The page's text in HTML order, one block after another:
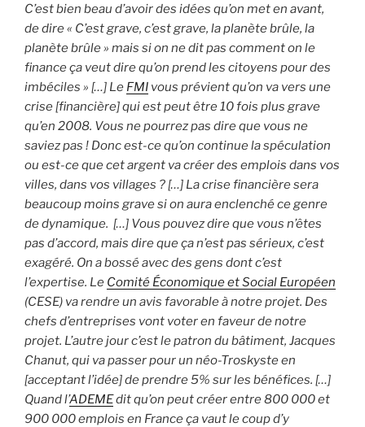
C’est bien beau d’avoir des idées qu’on met en avant,
de dire « C’est grave, c’est grave, la planète brûle, la
planète brûle » mais si on ne dit pas comment on le
finance ça veut dire qu’on prend les citoyens pour des
imbéciles » […] Le FMI vous prévient qu’on va vers une
crise [financière] qui est peut être 10 fois plus grave
qu’en 2008. Vous ne pourrez pas dire que vous ne
saviez pas ! Donc est-ce qu’on continue la spéculation
ou est-ce que cet argent va créer des emplois dans vos
villes, dans vos villages ? […] La crise financière sera
beaucoup moins grave si on aura enclenché ce genre
de dynamique. […] Vous pouvez dire que vous n’êtes
pas d’accord, mais dire que ça n’est pas sérieux, c’est
exagéré. On a bossé avec des gens dont c’est
l’expertise. Le Comité Économique et Social Européen
(CESE) va rendre un avis favorable à notre projet. Des
chefs d’entreprises vont voter en faveur de notre
projet. L’autre jour c’est le patron du bâtiment, Jacques
Chanut, qui va passer pour un néo-Troskyste en
[acceptant l’idée] de prendre 5% sur les bénéfices. […]
Quand l’ADEMEdit qu’on peut créer entre 800 000 et
900 000 emplois en France ça vaut le coup d’y